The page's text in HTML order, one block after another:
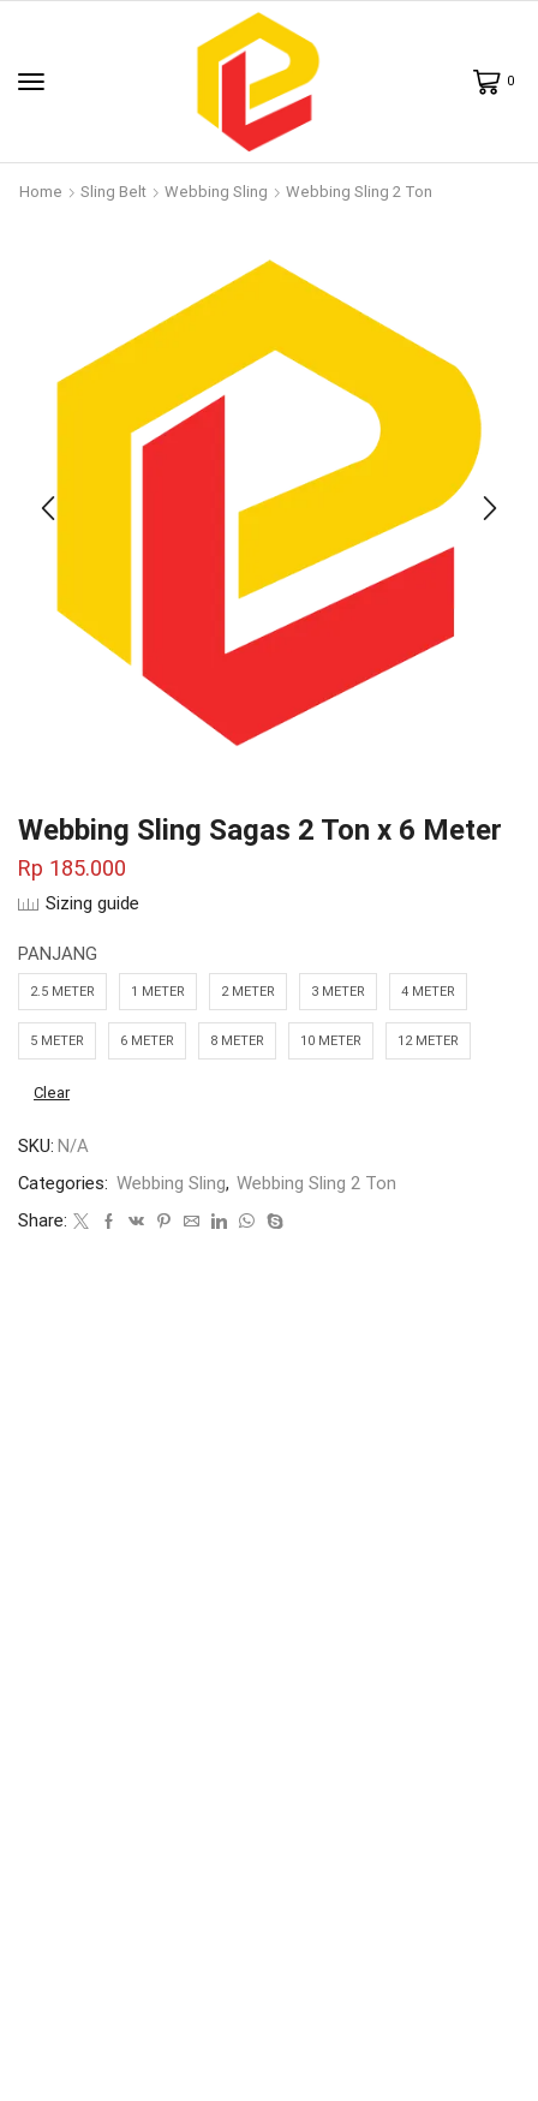
0
Home Sling Belt Webbing Sling Webbing Sling 2 Ton
Webbing Sling Sagas 2 Ton x 6 Meter
Rp 185.000
Sizing guide
PANJANG
2.5 METER 1 METER 2 METER 3 METER 4 METER
5 METER 6 METER 8 METER 10 METER 12 METER
Clear
SKU: N/A
Categories: Webbing Sling, Webbing Sling 2 Ton
Share: